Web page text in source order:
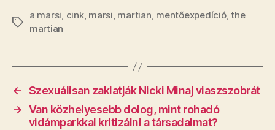
Címkék
a marsi, cink, marsi, martian, mentőexpedíció,the
martian
← Szexuálisan zaklatják Nicki Minaj viaszszobrát
→ Van közhelyesebb dolog, mint rohadó
vidámparkkal kritizálni a társadalmat?